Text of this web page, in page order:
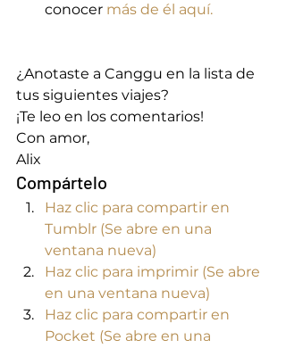
conocer más de él aquí.
¿Anotaste a Canggu en la lista de
tus siguientes viajes?
¡Te leo en los comentarios!
Con amor,
Alix
Compártelo
Haz clic para compartir en
Tumblr (Se abre en una
ventana nueva)
Haz clic para imprimir (Se abre
en una ventana nueva)
Haz clic para compartir en
Pocket (Se abre en una